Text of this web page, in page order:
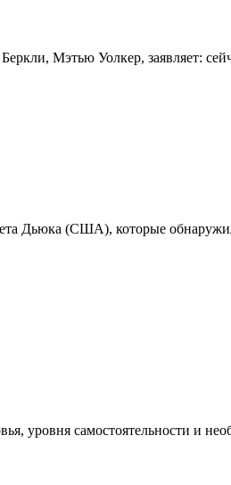
Мэтью Уолкер, заявляет:
Дьюка (США), которые
уровня самостоятельности и